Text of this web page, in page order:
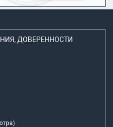
ДОВЕРЕННОСТИ